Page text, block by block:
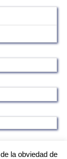
la obviedad de